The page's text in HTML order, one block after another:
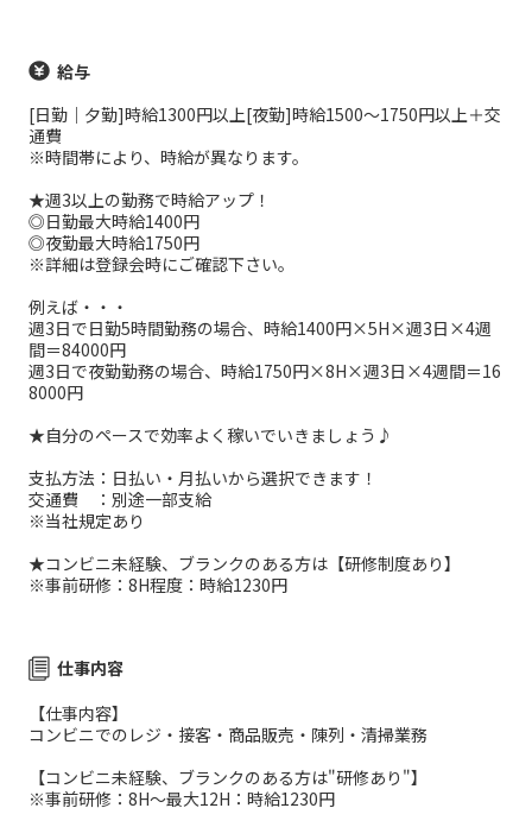
給与
[日勤｜夕勤]時給1300円以上[夜勤]時給1500～1750円以上＋交
通費
※時間帯により、時給が異なります。
★週3以上の勤務で時給アップ！
◎日勤最大時給1400円
◎夜勤最大時給1750円
※詳細は登録会時にご確認下さい。
例えば・・・
週3日で日勤5時間勤務の場合、時給1400円×5H×週3日×4週
間＝84000円
週3日で夜勤勤務の場合、時給1750円×8H×週3日×4週間＝16
8000円
★自分のペースで効率よく稼いでいきましょう♪
支払方法：日払い・月払いから選択できます！
交通費 ：別途一部支給
※当社規定あり
★コンビニ未経験、ブランクのある方は【研修制度あり】
※事前研修：8H程度：時給1230円
仕事内容
【仕事内容】
コンビニでのレジ・接客・商品販売・陳列・清掃業務
【コンビニ未経験、ブランクのある方は"研修あり"】
※事前研修：8H～最大12H：時給1230円